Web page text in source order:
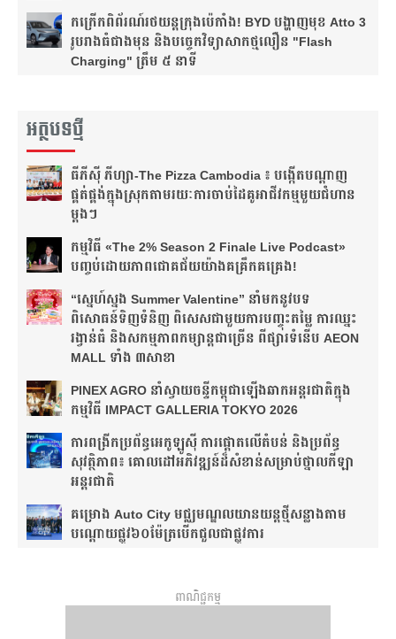
កក្រើកពិព័រណ៍រថយន្តក្រុងប៉េកាំង! BYD បង្ហាញមុខ Atto 3
រូបរាងធំជាងមុន និងបច្ចេកវិទ្យាសាកថ្មលឿន "Flash
Charging" ត្រឹម ៥ នាទី
អត្ថបទថ្មី
ធីភីស៊ី ភីហ្សា-The Pizza Cambodia ៖ បង្កើត​បណ្តាញ​
ផ្គត់ផ្គង់​ក្នុង​ស្រុក​តាមរយៈ​ការ​ចាប់​ដៃ​គូ​អាជីវកម្ម​មួយ​ជំហាន​
ម្តងៗ​
កម្មវិធី «The 2% Season 2 Finale Live Podcast»
បញ្ចប់ដោយភាពជោគជ័យយ៉ាងគគ្រឹកគគ្រេង!
“ស្នេហ៍ស្នង Summer Valentine” នាំមកនូវបទ
ពិសោធន៍ទិញទំនិញ ពិសេសជាមួយការបញ្ចុះតម្លៃ ការឈ្នះ
រង្វាន់ធំ និងសកម្មភាពកម្សាន្តជាច្រើន ពីផ្សារទំនើប AEON
MALL ទាំង ៣សាខា
PINEX AGRO នាំ​ស្វាយចន្ទី​កម្ពុជា​ឡើង​ឆាក​អន្តរជាតិ​​ក្នុង​
កម្មវិធី​ IMPACT GALLERIA TOKYO 2026
ការពង្រីកប្រព័ន្ធអេកូឡូស៊ី ការផ្តោតលើតំបន់ និងប្រព័ន្ធ
សុវត្ថិភាព៖ គោលដៅអភិវឌ្ឍន៍ដ៏សំខាន់សម្រាប់ថ្នាលកីឡា
អន្តរជាតិ
គម្រោង Auto City មជ្ឈមណ្ឌលយានយន្តថ្មីសន្លាង​តាម
បណ្តោយផ្លូវ​​៦០ម៉ែត្រ​បើកជួលជាផ្លូវការ
ពាណិជ្ជកម្ម